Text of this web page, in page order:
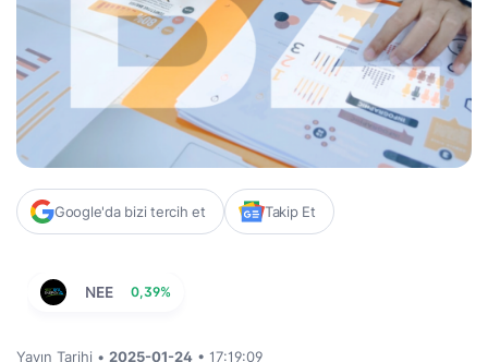
Google'da bizi tercih et Takip Et
NEE 0,39%
Yayın Tarihi • 2025-01-24 • 17:19:09